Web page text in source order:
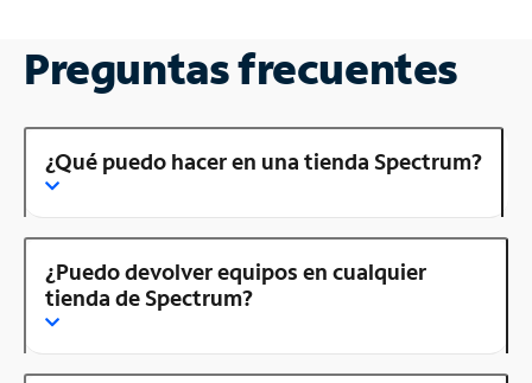
Preguntas frecuentes
¿Qué puedo hacer en una tienda Spectrum?
¿Puedo devolver equipos en cualquier
tienda de Spectrum?